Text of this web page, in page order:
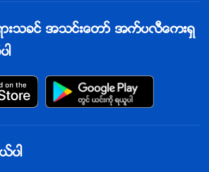
းသခင္ အသင္းေတာ္ အက္ပလီေကးရွ
ါ
ပါ